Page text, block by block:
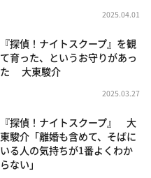
2025.04.01
『探偵！ナイトスクープ』を観
て育った、というお守りがあっ
た 大東駿介
2025.03.27
『探偵！ナイトスクープ』 大
東駿介「離婚も含めて、そばに
いる人の気持ちが1番よくわか
らない」